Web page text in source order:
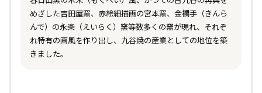
めざした吉田屋窯、赤絵細描画の宮本窯、金襴手（きんら
んで）の永楽（えいらく）窯等数多くの窯が現れ、それぞ
れ特有の画風を作り出し、九谷焼の産業としての地位を築
きました。